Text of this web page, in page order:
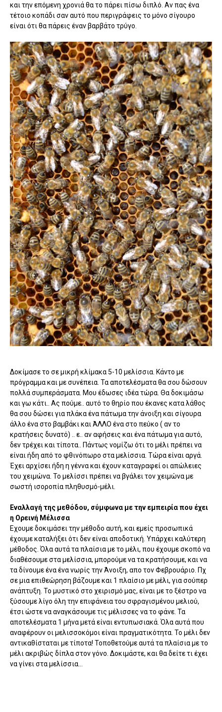
και την επόμενη χρονιά θα το πάρει πίσω διπλό. Αν πας ένα
τέτοιο κοπάδι σαν αυτό που περιγράφεις το μόνο σίγουρο
είναι ότι θα πάρεις έναν βαρβάτο τρύγο.
Δοκίμασε το σε μικρή κλίμακα 5-10 μελίσσια. Κάντο με
πρόγραμμα και με συνέπεια. Τα αποτελέσματα θα σου δώσουν
πολλά συμπεράσματα. Μου έδωσες ιδέα τώρα. Θα δοκιμάσω
και γω κάτι.. Ας πούμε.. αυτό το θηρίο που έκανες κατα λάθος
θα σου δώσει για πλάκα ένα πάτωμα την άνοιξη και σίγουρα
άλλο ένα στο βαμβάκι και ΆΛΛΟ ένα στο πεύκο ( αν το
κρατήσεις δυνατό) .. ε.. αν αφήσεις και ένα πάτωμα για αυτό,
δεν τρέχει και τίποτα.. Πάντως νομίζω ότι το μέλι πρέπει να
είναι ήδη από το φθινόπωρο στα μελίσσια. Τώρα είναι αργά.
Έχει αρχίσει ήδη η γέννα και έχουν καταγραφεί οι απώλειες
του χειμώνα. Το μελίσσι πρέπει να βγάλει τον χειμώνα με
σωστή ισοροπία πληθυσμό-μέλι.
Εναλλαγή της μεθόδου, σύμφωνα με την εμπειρία που έχει
η Ορεινή Μέλισσα
Εχουμε δοκιμάσει την μέθοδο αυτή, και εμείς προσωπικά
έχουμε καταλήξει ότι δεν είναι αποδοτική. Υπάρχει καλύτερη
μέθοδος. Όλα αυτά τα πλαίσια με το μέλι, που έχουμε σκοπό να
διαθέσουμε στα μελίσσια, μπορούμε να τα κρατήσουμε, και να
τα δίνουμε ένα ένα νωρίς την Άνοιξη, απο τον Φεβρουάριο. Πχ
σε μια επιθεώρηση βάζουμε και 1 πλαίσιο με μέλι, για σούπερ
ανάπτυξη. Το μυστικό στο χειρισμό μας, είναι με το ξέστρο να
ξύσουμε λίγο όλη την επιφάνεια του σφραγισμένου μελιού,
έτσι ώστε να αναγκάσουμε τις μέλισσες να το φάνε. Τα
αποτελέσματα 1 μήνα μετά είναι εντυπωσιακά. Όλα αυτά που
αναφέρουν οι μελισσοκόμοι είναι πραγματικότητα. Το μέλι δεν
αντικαθίσταται με τίποτα! Τοποθετούμε αυτά τα πλαίσια με το
μέλι ακριβώς δίπλα στον γόνο. Δοκιμάστε, και θα δείτε τι έχει
να γίνει στα μελίσσια...